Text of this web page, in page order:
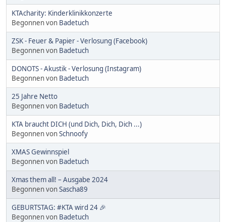
KTAcharity: Kinderklinikkonzerte
Begonnen von Badetuch
ZSK - Feuer & Papier - Verlosung (Facebook)
Begonnen von Badetuch
DONOTS - Akustik - Verlosung (Instagram)
Begonnen von Badetuch
25 Jahre Netto
Begonnen von Badetuch
KTA braucht DICH (und Dich, Dich, Dich ...)
Begonnen vonSchnoofy
XMAS Gewinnspiel
Begonnen von Badetuch
Xmas them all! – Ausgabe 2024
Begonnen vonSascha89
GEBURTSTAG: #KTA wird 24 🎉
Begonnen von Badetuch